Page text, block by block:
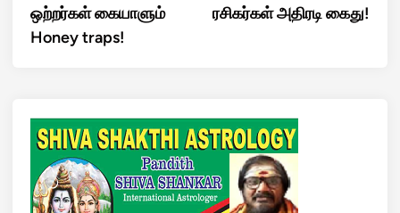
ஒற்றர்கள் கையாளும்
Honey traps!
ரசிகர்கள் அதிரடி கைது!